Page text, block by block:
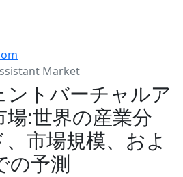
Market
ントバーチャルア
:世界の産業分
市場規模、およ
の予測